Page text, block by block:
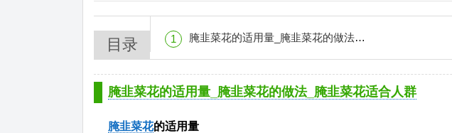
目录 1 腌韭菜花的适用量_腌韭菜花的做法_腌韭菜花适合人群
腌韭菜花的适用量_腌韭菜花的做法_腌韭菜花适合人群
腌韭菜花的适用量